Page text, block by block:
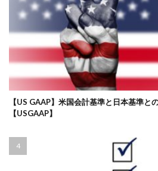
【US GAAP】米国会計基準と日本基準と
【USGAAP】